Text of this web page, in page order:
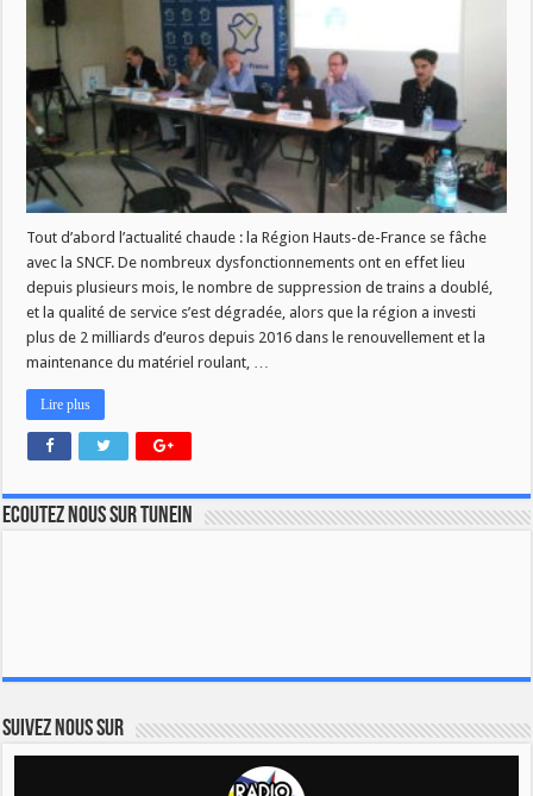
PLUS
JEUDI
28
OCTOBRE
A
11H
Tout d’abord l’actualité chaude : la Région Hauts-de-France se fâche
avec la SNCF. De nombreux dysfonctionnements ont en effet lieu
depuis plusieurs mois, le nombre de suppression de trains a doublé,
et la qualité de service s’est dégradée, alors que la région a investi
plus de 2 milliards d’euros depuis 2016 dans le renouvellement et la
maintenance du matériel roulant, …
Lire plus
Ecoutez nous sur TuneIn
Suivez nous sur